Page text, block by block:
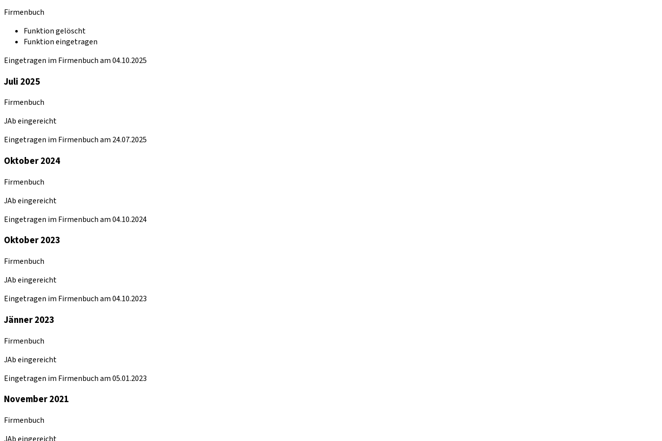
Firmenbuch
Funktion gelöscht
Funktion eingetragen
Eingetragen im Firmenbuch am 04.10.2025
Juli 2025
Firmenbuch
JAb eingereicht
Eingetragen im Firmenbuch am 24.07.2025
Oktober 2024
Firmenbuch
JAb eingereicht
Eingetragen im Firmenbuch am 04.10.2024
Oktober 2023
Firmenbuch
JAb eingereicht
Eingetragen im Firmenbuch am 04.10.2023
Jänner 2023
Firmenbuch
JAb eingereicht
Eingetragen im Firmenbuch am 05.01.2023
November 2021
Firmenbuch